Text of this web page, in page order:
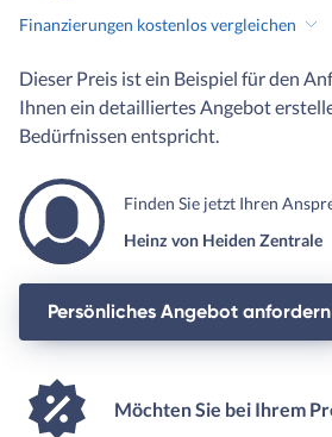
Finanzierungen kostenlos vergleichen
Dieser Preis ist ein Beispiel für den
Ihnen ein detailliertes Angebot
Bedürfnissen entspricht.
Finden Sie jetzt Ihren
Heinz von Heiden Zentrale
Persönliches Angebot anfordern
Möchten Sie bei Ihrem